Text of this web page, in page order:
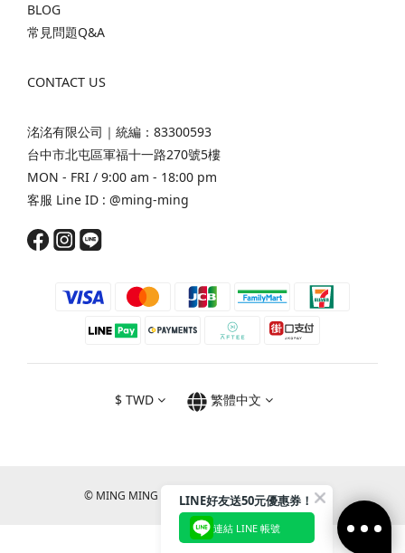
BLOG
常見問題Q&A
CONTACT US
洺洺有限公司｜統編：83300593
台中市北屯區軍福十一路270號5樓
MON - FRI / 9:00 am - 18:00 pm
客服 Line ID : @ming-ming
$ TWD 繁體中文
© MING MING CO., LTD. All RIGHTS RESERVED.
LINE好友送50元優惠券！
連結 LINE 帳號